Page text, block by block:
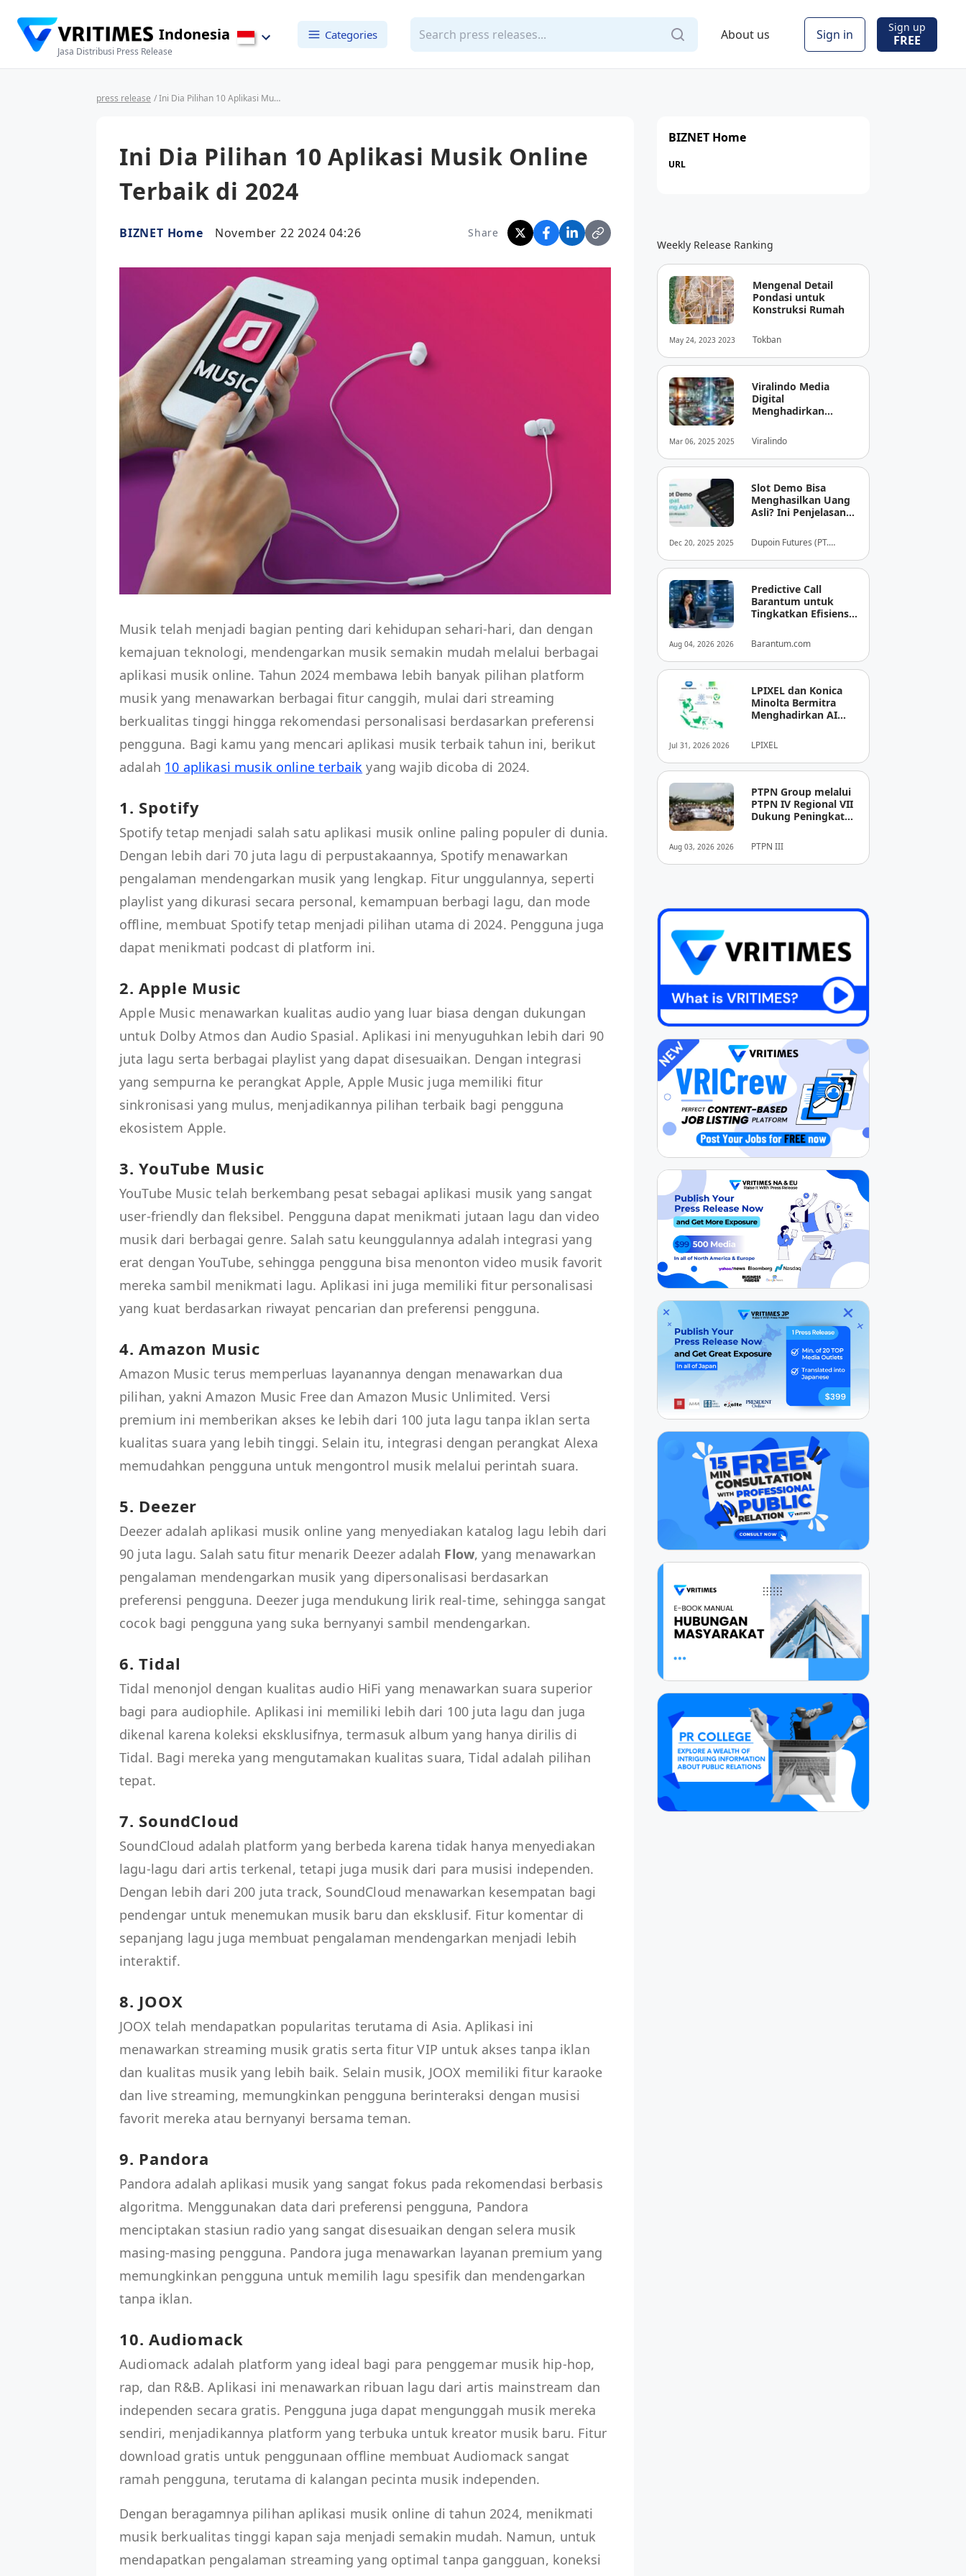
Indonesia
Jasa Distribusi Press Release
Categories About us Sign in Sign up
FREE
press release / Ini Dia Pilihan 10 Aplikasi Musik Online Terbaik di 2024
Ini Dia Pilihan 10 Aplikasi Musik Online
Terbaik di 2024
BIZNET Home November 22 2024 04:26 Share
Musik telah menjadi bagian penting dari kehidupan sehari-hari, dan dengan
kemajuan teknologi, mendengarkan musik semakin mudah melalui berbagai
aplikasi musik online. Tahun 2024 membawa lebih banyak pilihan platform
musik yang menawarkan berbagai fitur canggih, mulai dari streaming
berkualitas tinggi hingga rekomendasi personalisasi berdasarkan preferensi
pengguna. Bagi kamu yang mencari aplikasi musik terbaik tahun ini, berikut
adalah 10 aplikasi musik online terbaik yang wajib dicoba di 2024.
1. Spotify
Spotify tetap menjadi salah satu aplikasi musik online paling populer di dunia.
Dengan lebih dari 70 juta lagu di perpustakaannya, Spotify menawarkan
pengalaman mendengarkan musik yang lengkap. Fitur unggulannya, seperti
playlist yang dikurasi secara personal, kemampuan berbagi lagu, dan mode
offline, membuat Spotify tetap menjadi pilihan utama di 2024. Pengguna juga
dapat menikmati podcast di platform ini.
2. Apple Music
Apple Music menawarkan kualitas audio yang luar biasa dengan dukungan
untuk Dolby Atmos dan Audio Spasial. Aplikasi ini menyuguhkan lebih dari 90
juta lagu serta berbagai playlist yang dapat disesuaikan. Dengan integrasi
yang sempurna ke perangkat Apple, Apple Music juga memiliki fitur
sinkronisasi yang mulus, menjadikannya pilihan terbaik bagi pengguna
ekosistem Apple.
3. YouTube Music
YouTube Music telah berkembang pesat sebagai aplikasi musik yang sangat
user-friendly dan fleksibel. Pengguna dapat menikmati jutaan lagu dan video
musik dari berbagai genre. Salah satu keunggulannya adalah integrasi yang
erat dengan YouTube, sehingga pengguna bisa menonton video musik favorit
mereka sambil menikmati lagu. Aplikasi ini juga memiliki fitur personalisasi
yang kuat berdasarkan riwayat pencarian dan preferensi pengguna.
4. Amazon Music
Amazon Music terus memperluas layanannya dengan menawarkan dua
pilihan, yakni Amazon Music Free dan Amazon Music Unlimited. Versi
premium ini memberikan akses ke lebih dari 100 juta lagu tanpa iklan serta
kualitas suara yang lebih tinggi. Selain itu, integrasi dengan perangkat Alexa
memudahkan pengguna untuk mengontrol musik melalui perintah suara.
5. Deezer
Deezer adalah aplikasi musik online yang menyediakan katalog lagu lebih dari
90 juta lagu. Salah satu fitur menarik Deezer adalah Flow, yang menawarkan
pengalaman mendengarkan musik yang dipersonalisasi berdasarkan
preferensi pengguna. Deezer juga mendukung lirik real-time, sehingga sangat
cocok bagi pengguna yang suka bernyanyi sambil mendengarkan.
6. Tidal
Tidal menonjol dengan kualitas audio HiFi yang menawarkan suara superior
bagi para audiophile. Aplikasi ini memiliki lebih dari 100 juta lagu dan juga
dikenal karena koleksi eksklusifnya, termasuk album yang hanya dirilis di
Tidal. Bagi mereka yang mengutamakan kualitas suara, Tidal adalah pilihan
tepat.
7. SoundCloud
SoundCloud adalah platform yang berbeda karena tidak hanya menyediakan
lagu-lagu dari artis terkenal, tetapi juga musik dari para musisi independen.
Dengan lebih dari 200 juta track, SoundCloud menawarkan kesempatan bagi
pendengar untuk menemukan musik baru dan eksklusif. Fitur komentar di
sepanjang lagu juga membuat pengalaman mendengarkan menjadi lebih
interaktif.
8. JOOX
JOOX telah mendapatkan popularitas terutama di Asia. Aplikasi ini
menawarkan streaming musik gratis serta fitur VIP untuk akses tanpa iklan
dan kualitas musik yang lebih baik. Selain musik, JOOX memiliki fitur karaoke
dan live streaming, memungkinkan pengguna berinteraksi dengan musisi
favorit mereka atau bernyanyi bersama teman.
9. Pandora
Pandora adalah aplikasi musik yang sangat fokus pada rekomendasi berbasis
algoritma. Menggunakan data dari preferensi pengguna, Pandora
menciptakan stasiun radio yang sangat disesuaikan dengan selera musik
masing-masing pengguna. Pandora juga menawarkan layanan premium yang
memungkinkan pengguna untuk memilih lagu spesifik dan mendengarkan
tanpa iklan.
10. Audiomack
Audiomack adalah platform yang ideal bagi para penggemar musik hip-hop,
rap, dan R&B. Aplikasi ini menawarkan ribuan lagu dari artis mainstream dan
independen secara gratis. Pengguna juga dapat mengunggah musik mereka
sendiri, menjadikannya platform yang terbuka untuk kreator musik baru. Fitur
download gratis untuk penggunaan offline membuat Audiomack sangat
ramah pengguna, terutama di kalangan pecinta musik independen.
Dengan beragamnya pilihan aplikasi musik online di tahun 2024, menikmati
musik berkualitas tinggi kapan saja menjadi semakin mudah. Namun, untuk
mendapatkan pengalaman streaming yang optimal tanpa gangguan, koneksi
BIZNET Home
URL
Weekly Release Ranking
May 24, 2023 2023
Mengenal Detail
Pondasi untuk
Konstruksi Rumah
Tokban
Mar 06, 2025 2025
Viralindo Media
Digital
Menghadirkan
Dunia Media Digital
Indonesia
Viralindo
Dec 20, 2025 2025
Slot Demo Bisa
Menghasilkan Uang
Asli? Ini Penjelasan
Dupoin Futures (PT.
Aug 04, 2026 2026
Predictive Call
Barantum untuk
Tingkatkan Efisiensi
Barantum.com
Jul 31, 2026 2026
LPIXEL dan Konica
Minolta Bermitra
Menghadirkan AI
Diagnosis Berbasis
Pencitraan Medis
“EIRL” di ASEAN
LPIXEL
Aug 03, 2026 2026
PTPN Group melalui
PTPN IV Regional VII
Dukung Peningkatan
Aparatur
Perkebunan Lewat
Pelatihan Avenza
PTPN III